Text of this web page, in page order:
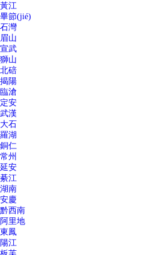
黃江
畢節(jié)
石灣
眉山
宣武
獅山
北碚
揭陽
臨滄
定安
武漢
大石
羅湖
銅仁
常州
延安
綦江
湖南
安慶
黔西南
阿里地
東鳳
陽江